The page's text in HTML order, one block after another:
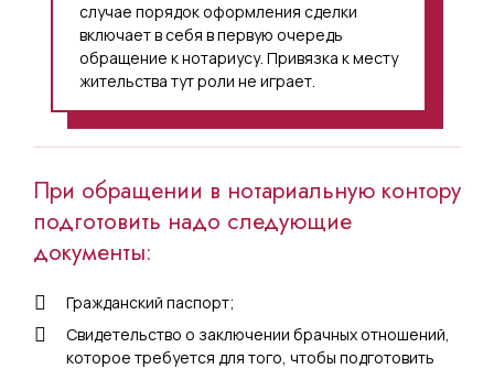
случае порядок оформления сделки
включает в себя в первую очередь
обращение к нотариусу. Привязка к месту
жительства тут роли не играет.
При обращении в нотариальную контору
подготовить надо следующие
документы:
Гражданский паспорт;
Свидетельство о заключении брачных отношений,
которое требуется для того, чтобы подготовить